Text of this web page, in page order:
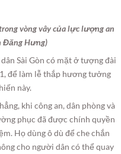
vòng vây của lực lượng an
Đăng Hưng)
Sài Gòn có mặt ở tượng đài
để làm lễ thắp hương tưởng
này.
khi công an, dân phòng và
phục đã được chính quyền
Họ dùng ô dù để che chắn
cho người dân có thể quay